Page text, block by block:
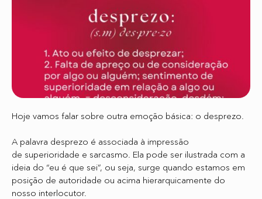
Hoje vamos falar sobre outra emoção básica: o desprezo.
A palavra desprezo é associada à impressão
de superioridade e sarcasmo. Ela pode ser ilustrada com a
ideia do “eu é que sei”, ou seja, surge quando estamos em
posição de autoridade ou acima hierarquicamente do
nosso interlocutor.